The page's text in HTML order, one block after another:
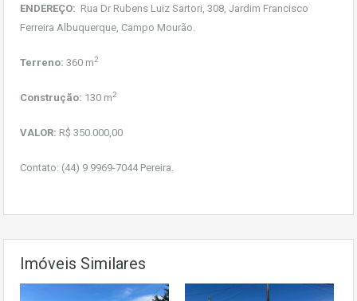
ENDEREÇO: Rua Dr Rubens Luiz Sartori, 308, Jardim Francisco
Ferreira Albuquerque, Campo Mourão.
Terreno: 360 m2
Construção: 130 m2
VALOR: R$ 350.000,00
Contato: (44) 9 9969-7044 Pereira.
Imóveis Similares